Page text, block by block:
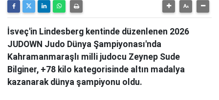
İsveç'in Lindesberg kentinde düzenlenen 2026
JUDOWN Judo Dünya Şampiyonası'nda
Kahramanmaraşlı milli judocu Zeynep Sude
Bilginer, +78 kilo kategorisinde altın madalya
kazanarak dünya şampiyonu oldu.